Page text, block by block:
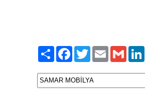
PaylaşFacebook
TwitterEmailGmail